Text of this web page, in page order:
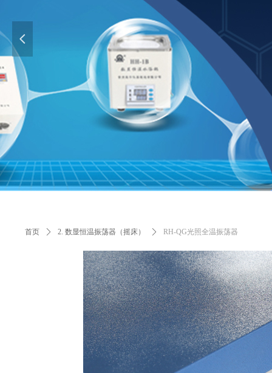
넳
首页 ꄲ 2. 数显恒温振荡器（摇床） ꄲ RH-QG光照全温振荡器